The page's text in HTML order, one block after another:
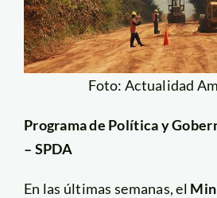
Foto: Actualidad
Programa de Política y
– SPDA
En las últimas semanas, el